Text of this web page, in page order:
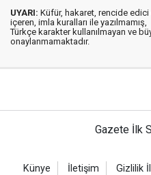
UYARI: Küfür, hakaret, rencide edici
içeren, imla kuralları ile yazılmamış,
Türkçe karakter kullanılmayan ve
onaylanmamaktadır.
Gazete İlk
Künye İletişim Gizlilik